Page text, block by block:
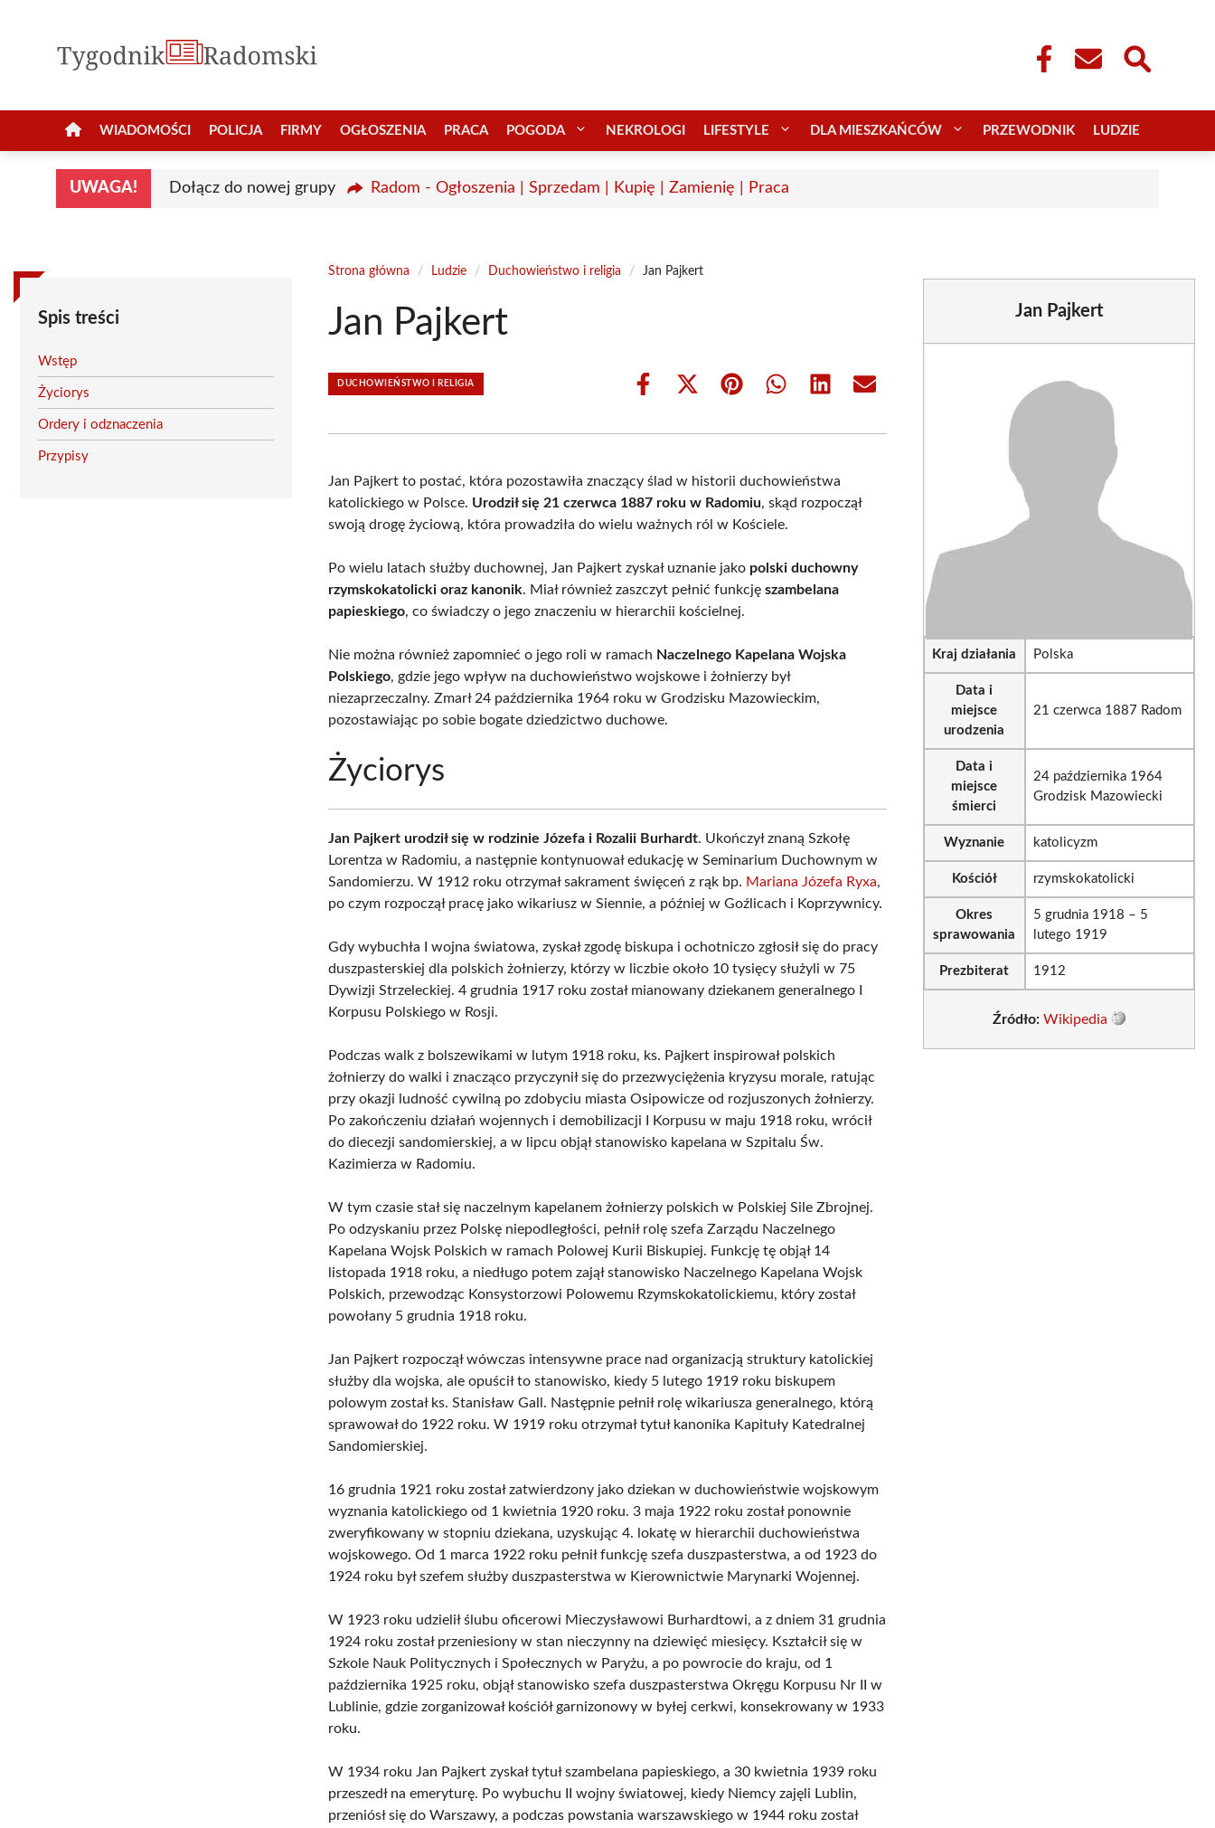
WIADOMOŚCI POLICJA FIRMY OGŁOSZENIA PRACA POGODA NEKROLOGI LIFESTYLE DLA MIESZKAŃCÓW PRZEWODNIK LUDZIE
UWAGA! Dołącz do nowej grupy Radom - Ogłoszenia | Sprzedam | Kupię | Zamienię | Praca
Spis treści
Wstęp
Życiorys
Ordery i odznaczenia
Przypisy
Strona główna / Ludzie / Duchowieństwo i religia / Jan Pajkert
Jan Pajkert
DUCHOWIEŃSTWO I RELIGIA
Share
Share
(Twitter)
Share Share Share Share
Jan Pajkert to postać, która pozostawiła znaczący ślad w historii duchowieństwa
katolickiego w Polsce. Urodził się 21 czerwca 1887 roku w Radomiu, skąd rozpoczął
swoją drogę życiową, która prowadziła do wielu ważnych ról w Kościele.
Po wielu latach służby duchownej, Jan Pajkert zyskał uznanie jako polski duchowny
rzymskokatolicki oraz kanonik. Miał również zaszczyt pełnić funkcjęszambelana
papieskiego, co świadczy o jego znaczeniu w hierarchii kościelnej.
Nie można również zapomnieć o jego roli w ramach Naczelnego Kapelana Wojska
Polskiego, gdzie jego wpływ na duchowieństwo wojskowe i żołnierzy był
niezaprzeczalny. Zmarł 24 października 1964 roku w Grodzisku Mazowieckim,
pozostawiając po sobie bogate dziedzictwo duchowe.
Życiorys
Jan Pajkert urodził się w rodzinie Józefa i Rozalii Burhardt. Ukończył znaną Szkołę
Lorentza w Radomiu, a następnie kontynuował edukację w Seminarium Duchownym w
Sandomierzu. W 1912 roku otrzymał sakrament święceń z rąk bp. Mariana Józefa Ryxa,
po czym rozpoczął pracę jako wikariusz w Siennie, a później w Goźlicach i Koprzywnicy.
Gdy wybuchła I wojna światowa, zyskał zgodę biskupa i ochotniczo zgłosił się do pracy
duszpasterskiej dla polskich żołnierzy, którzy w liczbie około 10 tysięcy służyli w 75
Dywizji Strzeleckiej. 4 grudnia 1917 roku został mianowany dziekanem generalnego I
Korpusu Polskiego w Rosji.
Podczas walk z bolszewikami w lutym 1918 roku, ks. Pajkert inspirował polskich
żołnierzy do walki i znacząco przyczynił się do przezwyciężenia kryzysu morale, ratując
przy okazji ludność cywilną po zdobyciu miasta Osipowicze od rozjuszonych żołnierzy.
Po zakończeniu działań wojennych i demobilizacji I Korpusu w maju 1918 roku, wrócił
do diecezji sandomierskiej, a w lipcu objął stanowisko kapelana w Szpitalu Św.
Kazimierza w Radomiu.
W tym czasie stał się naczelnym kapelanem żołnierzy polskich w Polskiej Sile Zbrojnej.
Po odzyskaniu przez Polskę niepodległości, pełnił rolę szefa Zarządu Naczelnego
Kapelana Wojsk Polskich w ramach Polowej Kurii Biskupiej. Funkcję tę objął 14
listopada 1918 roku, a niedługo potem zajął stanowisko Naczelnego Kapelana Wojsk
Polskich, przewodząc Konsystorzowi Polowemu Rzymskokatolickiemu, który został
powołany 5 grudnia 1918 roku.
Jan Pajkert rozpoczął wówczas intensywne prace nad organizacją struktury katolickiej
służby dla wojska, ale opuścił to stanowisko, kiedy 5 lutego 1919 roku biskupem
polowym został ks. Stanisław Gall. Następnie pełnił rolę wikariusza generalnego, którą
sprawował do 1922 roku. W 1919 roku otrzymał tytuł kanonika Kapituły Katedralnej
Sandomierskiej.
16 grudnia 1921 roku został zatwierdzony jako dziekan w duchowieństwie wojskowym
wyznania katolickiego od 1 kwietnia 1920 roku. 3 maja 1922 roku został ponownie
zweryfikowany w stopniu dziekana, uzyskując 4. lokatę w hierarchii duchowieństwa
wojskowego. Od 1 marca 1922 roku pełnił funkcję szefa duszpasterstwa, a od 1923 do
1924 roku był szefem służby duszpasterstwa w Kierownictwie Marynarki Wojennej.
W 1923 roku udzielił ślubu oficerowi Mieczysławowi Burhardtowi, a z dniem 31 grudnia
1924 roku został przeniesiony w stan nieczynny na dziewięć miesięcy. Kształcił się w
Szkole Nauk Politycznych i Społecznych w Paryżu, a po powrocie do kraju, od 1
października 1925 roku, objął stanowisko szefa duszpasterstwa Okręgu Korpusu Nr II w
Lublinie, gdzie zorganizował kościół garnizonowy w byłej cerkwi, konsekrowany w 1933
roku.
W 1934 roku Jan Pajkert zyskał tytuł szambelana papieskiego, a 30 kwietnia 1939 roku
przeszedł na emeryturę. Po wybuchu II wojny światowej, kiedy Niemcy zajęli Lublin,
przeniósł się do Warszawy, a podczas powstania warszawskiego w 1944 roku został
Jan Pajkert
Kraj działania Polska
Data i
miejsce
urodzenia
21 czerwca 1887 Radom
Data i
miejsce
śmierci
24 października 1964
Grodzisk Mazowiecki
Wyznanie katolicyzm
Kościół rzymskokatolicki
Okres
sprawowania
5 grudnia 1918 – 5
lutego 1919
Prezbiterat 1912
Źródło: Wikipedia